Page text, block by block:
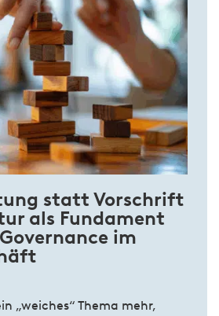
statt Vorschrift
als Fundament
im
„weiches“ Thema mehr,